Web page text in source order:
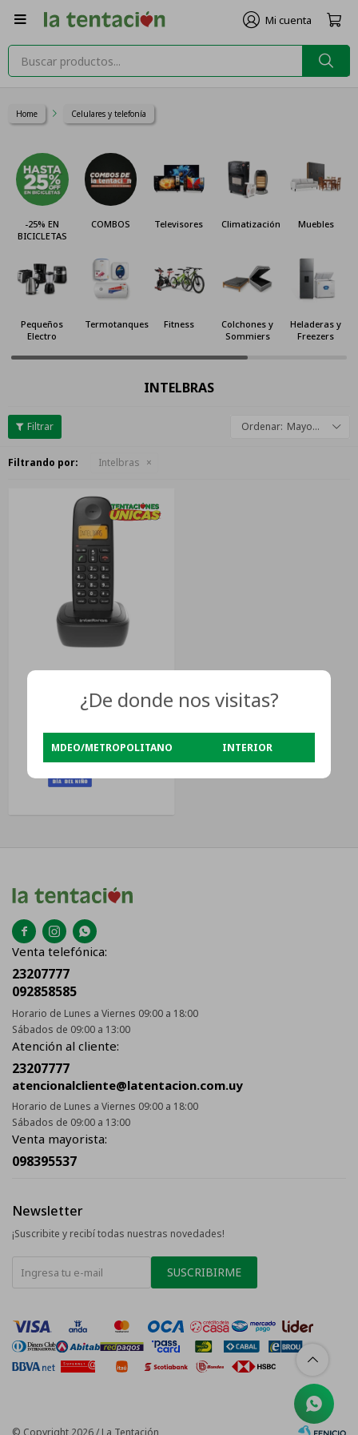

Home Celulares y telefonía
-25% EN
BICICLETAS
COMBOS Televisores Climatización Muebles
Pequeños
Electro
Termotanques Fitness
Colchones y
Sommiers
Heladeras y
Freezers
INTELBRAS
Mayor descuento
Filtrando por: Intelbras
Teléfono Intelbras Ts
Intelbras Ts 2510 Preto
Inalámbrico - Color Negro
USD54
USD41
  
Venta telefónica:
23207777
092858585
Horario de Lunes a Viernes 09:00 a 18:00
Sábados de 09:00 a 13:00
Atención al cliente:
23207777
atencionalcliente@latentacion.com.uy
Horario de Lunes a Viernes 09:00 a 18:00
Sábados de 09:00 a 13:00
Venta mayorista:
098395537
Newsletter
¡Suscribite y recibí todas nuestras novedades!
SUSCRIBIRME
¿De donde nos visitas?
MDEO/METROPOLITANO INTERIOR